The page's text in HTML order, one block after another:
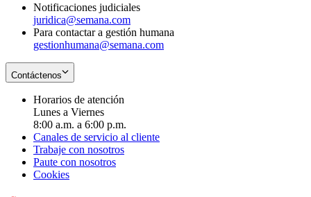
Notificaciones judiciales
juridica@semana.com
Para contactar a gestión humana
gestionhumana@semana.com
Contáctenos
Horarios de atención
Lunes a Viernes
8:00 a.m. a 6:00 p.m.
Canales de servicio al cliente
Trabaje con nosotros
Paute con nosotros
Cookies